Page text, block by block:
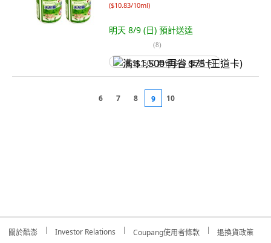
($10.83/10ml)
明天 8/9 (日) 預計送達
(8)
满 $1,500 再省 $75 (王道卡)
6 7 8 9 10
關於酷澎 Investor Relations Coupang使用者條款 退換貨政策